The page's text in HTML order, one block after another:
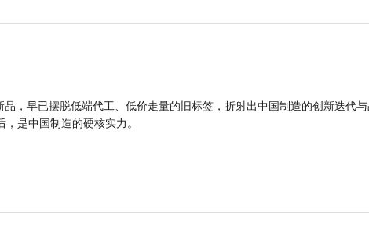
，早已摆脱低端代工、低价走量的旧标签，折射出中国制造的创新迭代
是中国制造的硬核实力。